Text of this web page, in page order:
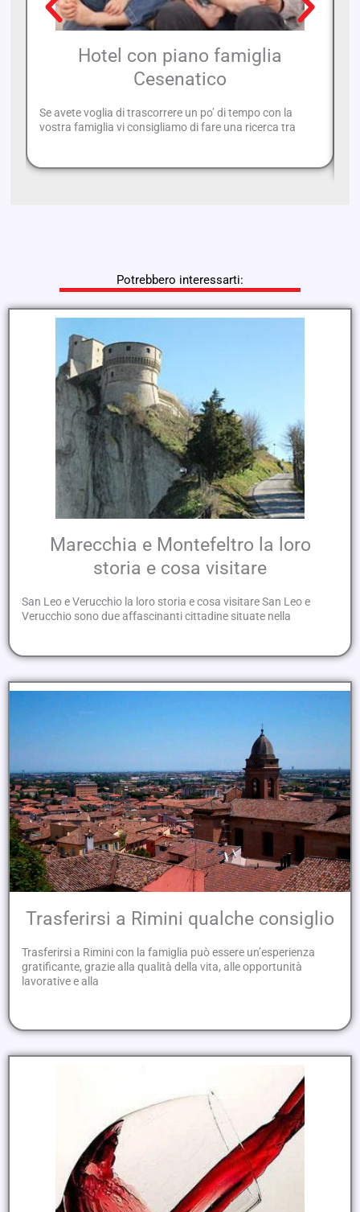
Hotel con piano famiglia
Cesenatico
Se avete voglia di trascorrere un po’ di tempo con la
vostra famiglia vi consigliamo di fare una ricerca tra
Potrebbero interessarti:
Marecchia e Montefeltro la loro
storia e cosa visitare
San Leo e Verucchio la loro storia e cosa visitare San Leo e
Verucchio sono due affascinanti cittadine situate nella
Trasferirsi a Rimini qualche consiglio
Trasferirsi a Rimini con la famiglia può essere un’esperienza
gratificante, grazie alla qualità della vita, alle opportunità
lavorative e alla